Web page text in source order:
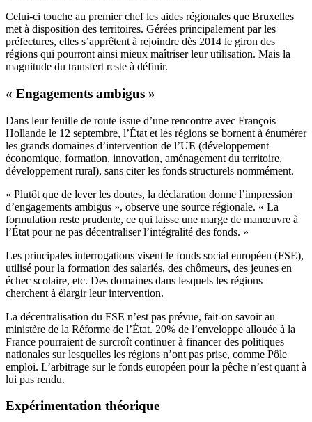
Celui-ci touche au premier chef les aides régionales que Bruxelles
met à disposition des territoires. Gérées principalement par les
préfectures, elles s’apprêtent à rejoindre dès 2014 le giron des
régions qui pourront ainsi mieux maîtriser leur utilisation. Mais la
magnitude du transfert reste à définir.
« Engagements ambigus »
Dans leur feuille de route issue d’une rencontre avec François
Hollande le 12 septembre, l’État et les régions se bornent à énumérer
les grands domaines d’intervention de l’UE (développement
économique, formation, innovation, aménagement du territoire,
développement rural), sans citer les fonds structurels nommément.
« Plutôt que de lever les doutes, la déclaration donne l’impression
d’engagements ambigus », observe une source régionale. « La
formulation reste prudente, ce qui laisse une marge de manœuvre à
l’État pour ne pas décentraliser l’intégralité des fonds. »
Les principales interrogations visent le fonds social européen (FSE),
utilisé pour la formation des salariés, des chômeurs, des jeunes en
échec scolaire, etc. Des domaines dans lesquels les régions
cherchent à élargir leur intervention.
La décentralisation du FSE n’est pas prévue, fait-on savoir au
ministère de la Réforme de l’État. 20% de l’enveloppe allouée à la
France pourraient de surcroît continuer à financer des politiques
nationales sur lesquelles les régions n’ont pas prise, comme Pôle
emploi. L’arbitrage sur le fonds européen pour la pêche n’est quant à
lui pas rendu.
Expérimentation théorique